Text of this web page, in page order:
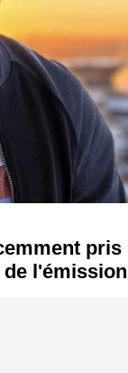
de l'émission